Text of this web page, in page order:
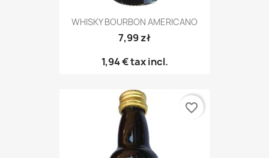
WHISKY BOURBON AMERICANO
7,99 zł
1,94 €tax incl.
favorite_border